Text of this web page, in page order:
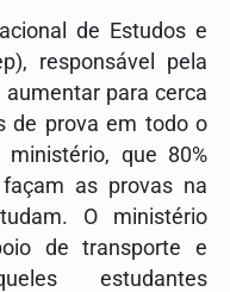
de Estudos e
responsável pela
para cerca
de prova em todo o
que 80%
as provas na
O ministério
de transporte e
estudantes